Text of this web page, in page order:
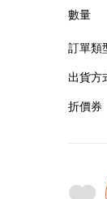
數量
訂單類
出貨方
折價券